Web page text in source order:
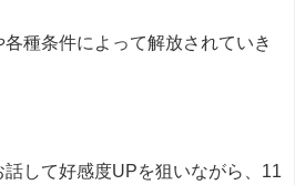
種条件によって解放されていき
して好感度UPを狙いながら、 11